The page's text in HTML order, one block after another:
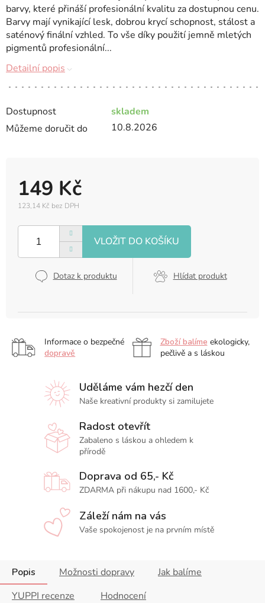
Dostupnost
skladem
Můžeme doručit do
10.8.2026
149 Kč
123,14 Kč bez DPH
cena:
Dotaz k produktu Hlídat produkt
barvy, které přináší profesionální kvalitu za dostupnou cenu.
Barvy mají vynikající lesk, dobrou krycí schopnost, stálost a
saténový finální vzhled. To vše díky použití jemně mletých
pigmentů profesionální...
Detailní popis
Informace o bezpečné
dopravě
Zboží balíme ekologicky,
pečlivě a s láskou
Uděláme vám hezčí den
Naše kreativní produkty si zamilujete
Radost otevřít
Zabaleno s láskou a ohledem k
přírodě
Doprava od 65,- Kč
ZDARMA při nákupu nad 1600,- Kč
Záleží nám na vás
Vaše spokojenost je na prvním místě
Popis Možnosti dopravy
Jak balíme
YUPPI recenze
Hodnocení